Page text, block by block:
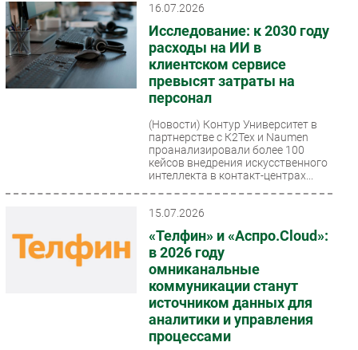
16.07.2026
Исследование: к 2030 году
расходы на ИИ в
клиентском сервисе
превысят затраты на
персонал
(Новости) Контур Университет в
партнерстве с К2Тех и Naumen
проанализировали более 100
кейсов внедрения искусственного
интеллекта в контакт-центрах...
15.07.2026
«Телфин» и «Аспро.Cloud»:
в 2026 году
омниканальные
коммуникации станут
источником данных для
аналитики и управления
процессами